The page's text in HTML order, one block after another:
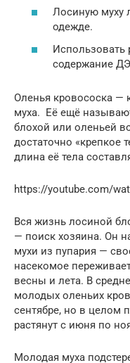
Лосиную муху
одежде.
Использовать
содержание
Оленья кровососка —
муха. Её ещё
блохой или оленьей
достаточно «крепкое
длина её тела
https://youtube.com/
Вся жизнь лосиной
— поиск хозяина. Он
мухи из пупария —
насекомое
весны и лета. В
молодых оленьих
сентябре, но в целом
растянут с июня по
Молодая муха